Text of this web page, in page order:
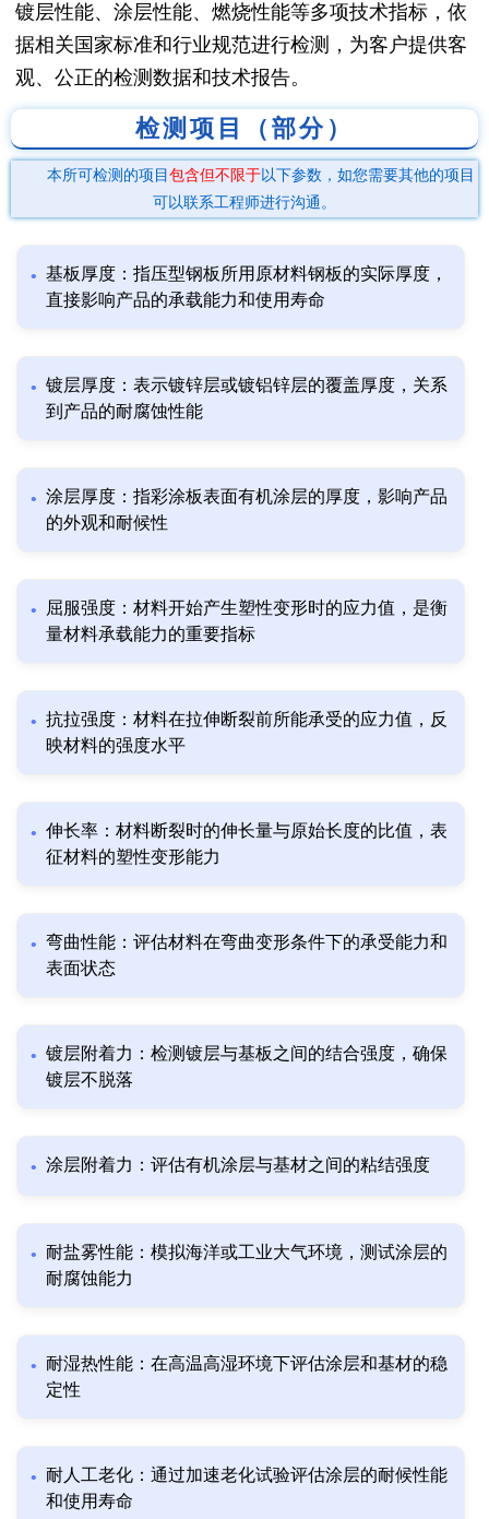
镀层性能、涂层性能、燃烧性能等多项技术指标，依
据相关国家标准和行业规范进行检测，为客户提供客
观、公正的检测数据和技术报告。
检测项目（部分）
本所可检测的项目 包含但不限于以下参数，如您需要其他的项目
可以联系工程师进行沟通。
基板厚度：指压型钢板所用原材料钢板的实际厚度，
直接影响产品的承载能力和使用寿命
镀层厚度：表示镀锌层或镀铝锌层的覆盖厚度，关系
到产品的耐腐蚀性能
涂层厚度：指彩涂板表面有机涂层的厚度，影响产品
的外观和耐候性
屈服强度：材料开始产生塑性变形时的应力值，是衡
量材料承载能力的重要指标
抗拉强度：材料在拉伸断裂前所能承受的应力值，反
映材料的强度水平
伸长率：材料断裂时的伸长量与原始长度的比值，表
征材料的塑性变形能力
弯曲性能：评估材料在弯曲变形条件下的承受能力和
表面状态
镀层附着力：检测镀层与基板之间的结合强度，确保
镀层不脱落
涂层附着力：评估有机涂层与基材之间的粘结强度
耐盐雾性能：模拟海洋或工业大气环境，测试涂层的
耐腐蚀能力
耐湿热性能：在高温高湿环境下评估涂层和基材的稳
定性
耐人工老化：通过加速老化试验评估涂层的耐候性能
和使用寿命